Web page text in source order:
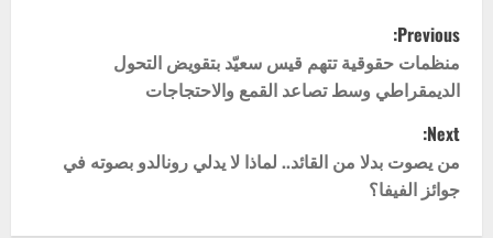
P
o
s
t
n
Previous:
منظمات حقوقية تتهم قيس سعيّد بتقويض التحول
الديمقراطي وسط تصاعد القمع والاحتجاجات
Next:
من يصوت بدلا من القائد.. لماذا لا يدلي رونالدو بصوته في
جوائز الفيفا؟